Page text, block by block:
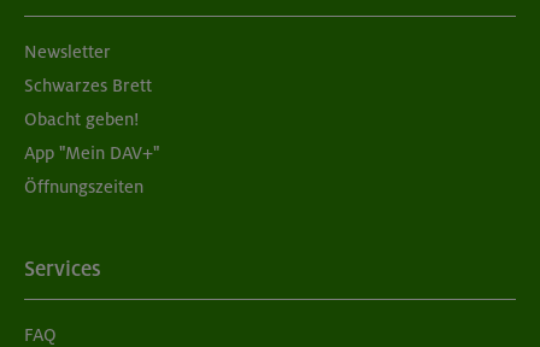
Newsletter
Schwarzes Brett
Obacht geben!
App "Mein DAV+"
Öffnungszeiten
Services
FAQ